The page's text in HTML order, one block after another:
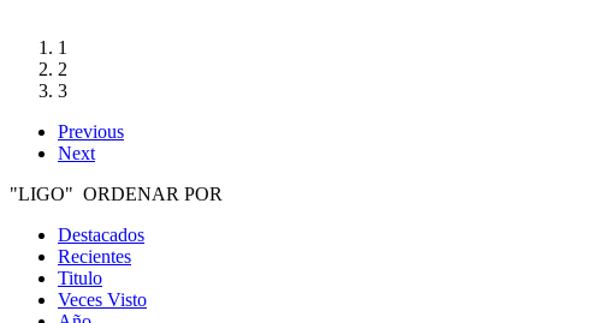
1
2
3
Previous
Next
"LIGO" ORDENAR POR
Destacados
Recientes
Titulo
Veces Visto